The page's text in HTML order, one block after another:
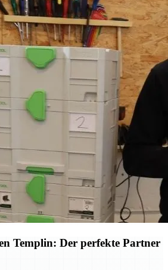
Templin: Der perfekte Partner